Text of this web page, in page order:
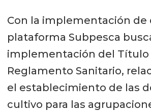
Con la implementación de
plataforma Subpesca
implementación del Título
Reglamento Sanitario,
el establecimiento de las
cultivo para las